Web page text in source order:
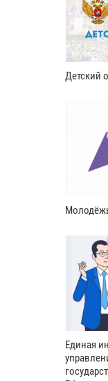
Детский
Единая